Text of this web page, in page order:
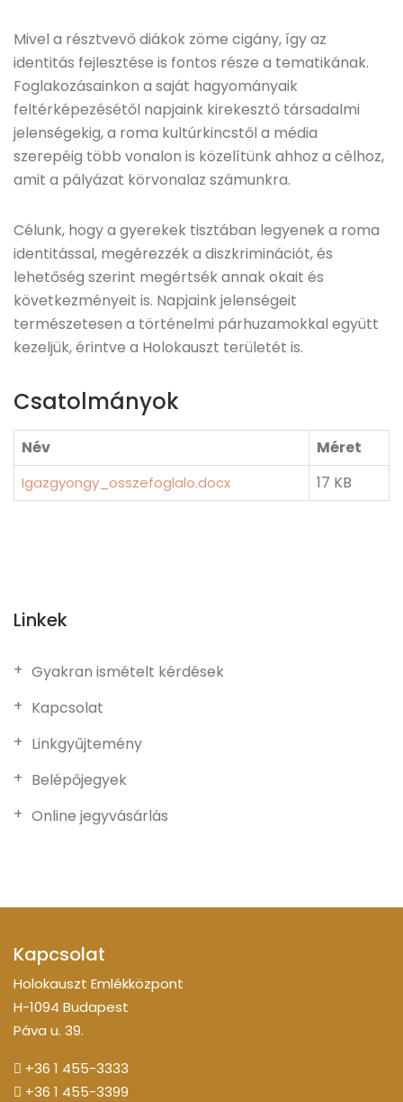
Mivel a résztvevő diákok zöme cigány, így az
identitás fejlesztése is fontos része a tematikának.
Foglakozásainkon a saját hagyományaik
feltérképezésétől napjaink kirekesztő társadalmi
jelenségekig, a roma kultúrkincstől a média
szerepéig több vonalon is közelítünk ahhoz a célhoz,
amit a pályázat körvonalaz számunkra.
Célunk, hogy a gyerekek tisztában legyenek a roma
identitással, megérezzék a diszkriminációt, és
lehetőség szerint megértsék annak okait és
következményeit is. Napjaink jelenségeit
természetesen a történelmi párhuzamokkal együtt
kezeljük, érintve a Holokauszt területét is.
Csatolmányok
Név Méret
Igazgyongy_osszefoglalo.docx 17 KB
Linkek
Gyakran ismételt kérdések
Kapcsolat
Linkgyűjtemény
Belépőjegyek
Online jegyvásárlás
Kapcsolat
Holokauszt Emlékközpont
H-1094 Budapest
Páva u. 39.
+36 1 455-3333
+36 1 455-3399